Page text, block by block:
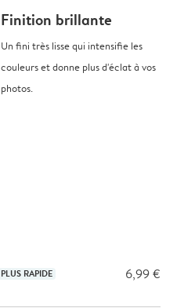
Finition brillante
Un fini très lisse qui intensifie les
couleurs et donne plus d'éclat à vos
photos.
PLUS RAPIDE 6,99 €